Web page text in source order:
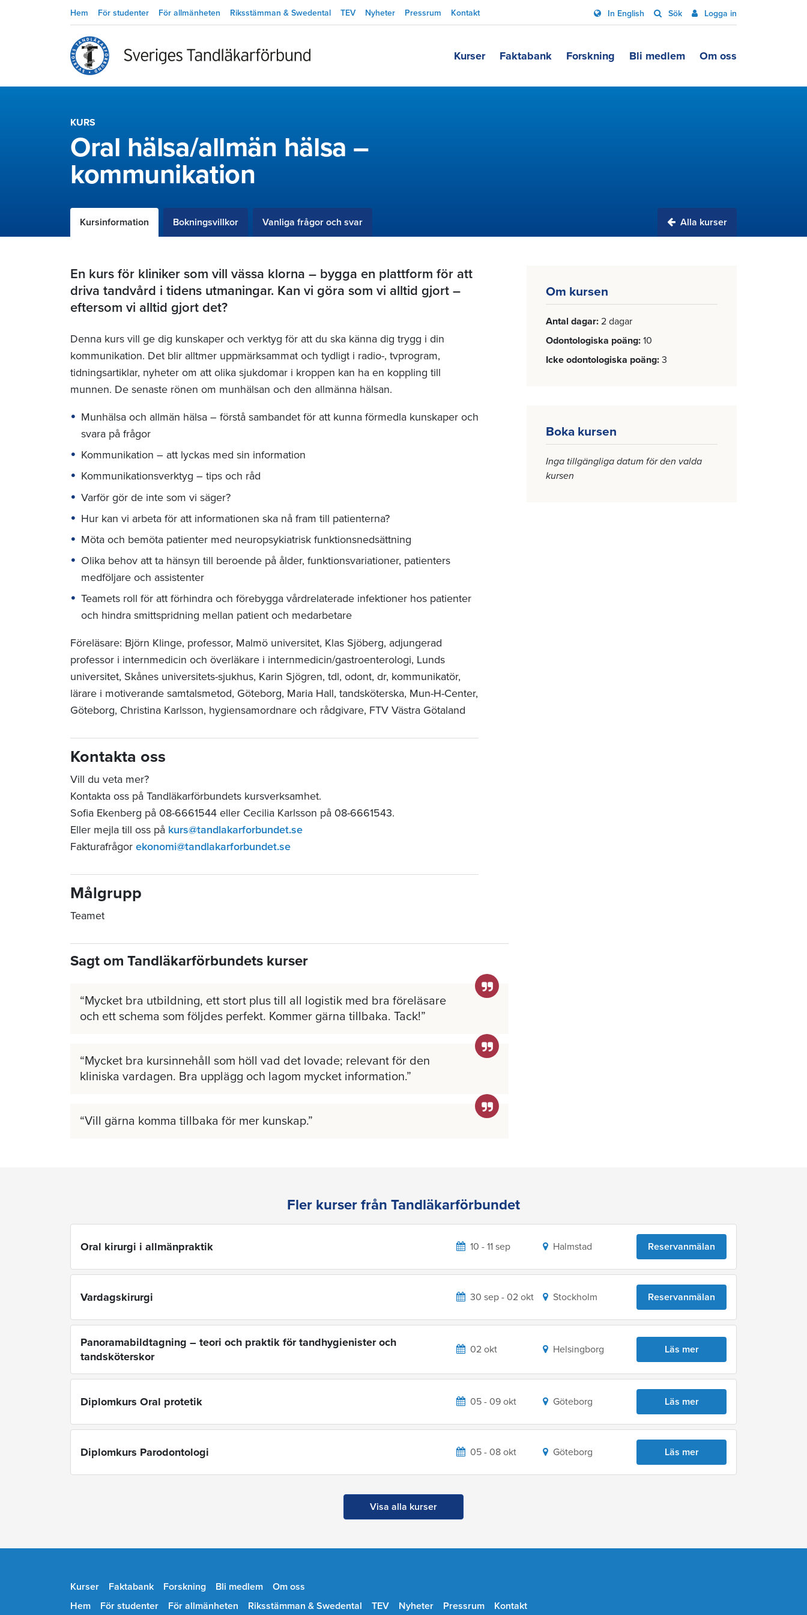
Hem För studenter För allmänheten Riksstämman & Swedental TEV Nyheter Pressrum Kontakt In English Sök Logga in
Kurser Faktabank Forskning Bli medlem Om oss
KURS
Oral hälsa/allmän hälsa –
kommunikation
Kursinformation Bokningsvillkor Vanliga frågor och svar Alla kurser
Om kursen
Antal dagar 2 dagar
Odontologiska poäng 10
Icke odontologiska poäng 3
Boka kursen
Inga tillgängliga datum för den valda
kursen
En kurs för kliniker som vill vässa klorna – bygga en plattform för att
driva tandvård i tidens utmaningar. Kan vi göra som vi alltid gjort –
eftersom vi alltid gjort det?
Denna kurs vill ge dig kunskaper och verktyg för att du ska känna dig trygg i din
kommunikation. Det blir alltmer uppmärksammat och tydligt i radio-, tvprogram,
tidningsartiklar, nyheter om att olika sjukdomar i kroppen kan ha en koppling till
munnen. De senaste rönen om munhälsan och den allmänna hälsan.
Munhälsa och allmän hälsa – förstå sambandet för att kunna förmedla kunskaper och
svara på frågor
Kommunikation – att lyckas med sin information
Kommunikationsverktyg – tips och råd
Varför gör de inte som vi säger?
Hur kan vi arbeta för att informationen ska nå fram till patienterna?
Möta och bemöta patienter med neuropsykiatrisk funktionsnedsättning
Olika behov att ta hänsyn till beroende på ålder, funktionsvariationer, patienters
medföljare och assistenter
Teamets roll för att förhindra och förebygga vårdrelaterade infektioner hos patienter
och hindra smittspridning mellan patient och medarbetare
Föreläsare: Björn Klinge, professor, Malmö universitet, Klas Sjöberg, adjungerad
professor i internmedicin och överläkare i internmedicin/gastroenterologi, Lunds
universitet, Skånes universitets-sjukhus, Karin Sjögren, tdl, odont, dr, kommunikatör,
lärare i motiverande samtalsmetod, Göteborg, Maria Hall, tandsköterska, Mun-H-Center,
Göteborg, Christina Karlsson, hygiensamordnare och rådgivare, FTV Västra Götaland
Kontakta oss
Vill du veta mer?
Kontakta oss på Tandläkarförbundets kursverksamhet.
Sofia Ekenberg på 08-6661544 eller Cecilia Karlsson på 08-6661543.
Eller mejla till oss på kurs@tandlakarforbundet.se
Fakturafrågor ekonomi@tandlakarforbundet.se
Målgrupp
Teamet
Sagt om Tandläkarförbundets kurser
Mycket bra utbildning, ett stort plus till all logistik med bra föreläsare
och ett schema som följdes perfekt. Kommer gärna tillbaka. Tack!
Mycket bra kursinnehåll som höll vad det lovade; relevant för den
kliniska vardagen. Bra upplägg och lagom mycket information.
Vill gärna komma tillbaka för mer kunskap.
Fler kurser från Tandläkarförbundet
Oral kirurgi i allmänpraktik 10 - 11 sep Halmstad Reservanmälan
Vardagskirurgi 30 sep - 02 okt Stockholm Reservanmälan
Panoramabildtagning – teori och praktik för tandhygienister och
tandsköterskor
02 okt Helsingborg Läs mer
Diplomkurs Oral protetik 05 - 09 okt Göteborg Läs mer
Diplomkurs Parodontologi 05 - 08 okt Göteborg Läs mer
Visa alla kurser
Kurser Faktabank Forskning Bli medlem
Om oss
Hem
För studenter För allmänheten Riksstämman & Swedental TEV Nyheter Pressrum Kontakt